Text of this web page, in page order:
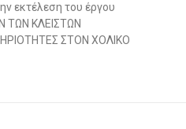
εκτέλεση του έργου
ΤΩΝ ΚΛΕΙΣΤΩΝ
ΣΤΟΝ ΧΟΛΙΚΟ